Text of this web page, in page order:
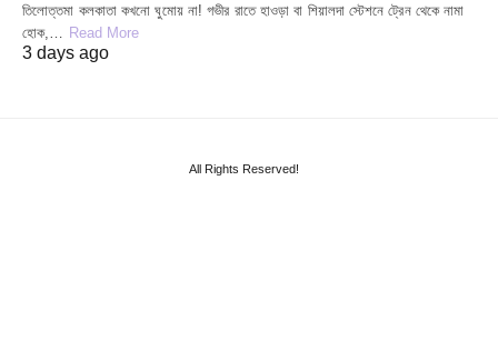
তিলোত্তমা কলকাতা কখনো ঘুমোয় না! গভীর রাতে হাওড়া বা শিয়ালদা স্টেশনে ট্রেন থেকে নামা
হোক,… Read More
3 days ago
All Rights Reserved!